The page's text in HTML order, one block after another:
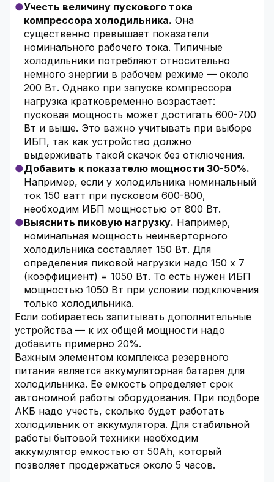
Учесть величину пускового тока
компрессора холодильника. Она
существенно превышает показатели
номинального рабочего тока. Типичные
холодильники потребляют относительно
немного энергии в рабочем режиме — около
200 Вт. Однако при запуске компрессора
нагрузка кратковременно возрастает:
пусковая мощность может достигать 600-700
Вт и выше. Это важно учитывать при выборе
ИБП, так как устройство должно
выдерживать такой скачок без отключения.
Добавить к показателю мощности 30-50%.
Например, если у холодильника номинальный
ток 150 ватт при пусковом 600-800,
необходим ИБП мощностью от 800 Вт.
Выяснить пиковую нагрузку. Например,
номинальная мощность неинверторного
холодильника составляет 150 Вт. Для
определения пиковой нагрузки надо 150 х 7
(коэффициент) = 1050 Вт. То есть нужен ИБП
мощностью 1050 Вт при условии подключения
только холодильника.
Если собираетесь запитывать дополнительные
устройства — к их общей мощности надо
добавить примерно 20%.
Важным элементом комплекса резервного
питания является аккумуляторная батарея для
холодильника. Ее емкость определяет срок
автономной работы оборудования. При подборе
АКБ надо учесть, сколько будет работать
холодильник от аккумулятора. Для стабильной
работы бытовой техники необходим
аккумулятор емкостью от 50Ah, который
позволяет продержаться около 5 часов.